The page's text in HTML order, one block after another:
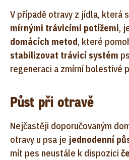
V případě otravy z jídla, která
mírnými trávicími potížemi,
domácích metod, které
stabilizovat trávicí systém
regeneraci a zmírní bolestivé
Půst při otravě
Nejčastěji doporučovaným
otravy u psa je jednodenní
mít pes neustále k dispozici